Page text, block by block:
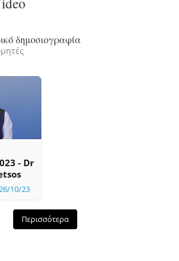
δημοσιογραφία
- Dr
10/23
Περισσότερα